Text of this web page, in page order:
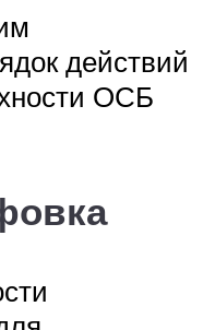
действий
ОСБ